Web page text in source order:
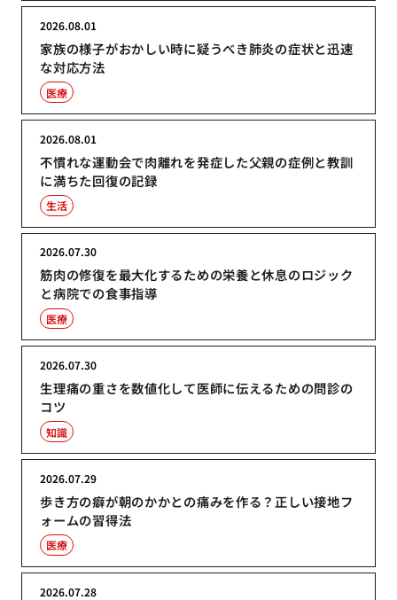
家族の様子がおかしい時に疑うべき肺炎の症状と迅速
な対応方法
2026.08.01
医療
不慣れな運動会で肉離れを発症した父親の症例と教訓
に満ちた回復の記録
2026.08.01
生活
筋肉の修復を最大化するための栄養と休息のロジック
と病院での食事指導
2026.07.30
医療
生理痛の重さを数値化して医師に伝えるための問診の
コツ
2026.07.30
知識
歩き方の癖が朝のかかとの痛みを作る？正しい接地フ
ォームの習得法
2026.07.29
医療
2026.07.28